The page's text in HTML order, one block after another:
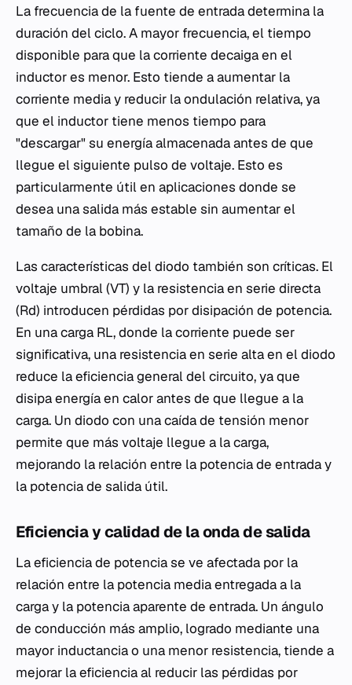
La frecuencia de la fuente de entrada determina la
duración del ciclo. A mayor frecuencia, el tiempo
disponible para que la corriente decaiga en el
inductor es menor. Esto tiende a aumentar la
corriente media y reducir la ondulación relativa, ya
que el inductor tiene menos tiempo para
"descargar" su energía almacenada antes de que
llegue el siguiente pulso de voltaje. Esto es
particularmente útil en aplicaciones donde se
desea una salida más estable sin aumentar el
tamaño de la bobina.
Las características del diodo también son críticas. El
voltaje umbral (VT) y la resistencia en serie directa
(Rd) introducen pérdidas por disipación de potencia.
En una carga RL, donde la corriente puede ser
significativa, una resistencia en serie alta en el diodo
reduce la eficiencia general del circuito, ya que
disipa energía en calor antes de que llegue a la
carga. Un diodo con una caída de tensión menor
permite que más voltaje llegue a la carga,
mejorando la relación entre la potencia de entrada y
la potencia de salida útil.
Eficiencia y calidad de la onda de salida
La eficiencia de potencia se ve afectada por la
relación entre la potencia media entregada a la
carga y la potencia aparente de entrada. Un ángulo
de conducción más amplio, logrado mediante una
mayor inductancia o una menor resistencia, tiende a
mejorar la eficiencia al reducir las pérdidas por